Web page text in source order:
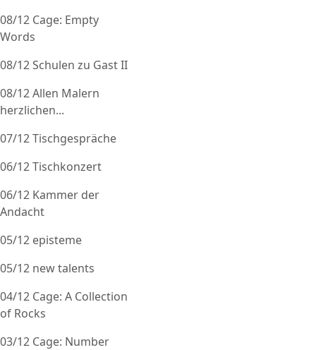
08/12 Cage: Empty
Words
08/12 Schulen zu Gast II
08/12 Allen Malern
herzlichen...
07/12 Tischgespräche
06/12 Tischkonzert
06/12 Kammer der
Andacht
05/12 episteme
05/12 new talents
04/12 Cage: A Collection
of Rocks
03/12 Cage: Number